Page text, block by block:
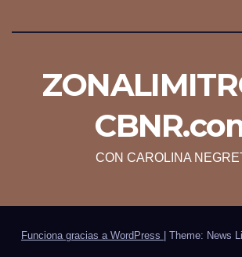
CON CAROLINA
Funciona gracias a WordPress Theme: News